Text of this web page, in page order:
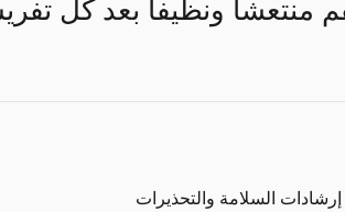
منتعشاً ونظيفاً بعد كل
إرشادات السلامة والتحذيرات